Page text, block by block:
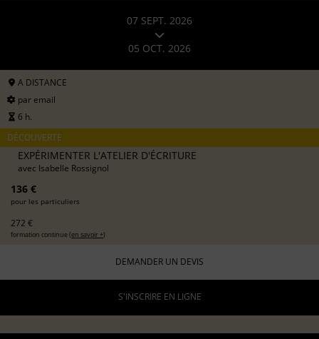
07 SEPT. 2026
05 OCT. 2026
A DISTANCE
par email
6 h.
DÉCOUVERTE
EXPÉRIMENTER L'ATELIER D'ÉCRITURE
avec Isabelle Rossignol
136 €
pour les particuliers
272 €
formation continue (en savoir +)
DEMANDER UN DEVIS
S'INSCRIRE EN LIGNE